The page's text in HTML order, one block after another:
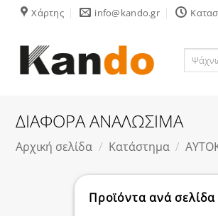
Skip
content
Χάρτης info@kando.gr
Ψάχνω
ΔΙΑΦΟΡΑ ΑΝΑΛΩΣΙΜΑ
Αρχική σελίδα / Κατάστημα /
Προϊόντα ανά σελίδα